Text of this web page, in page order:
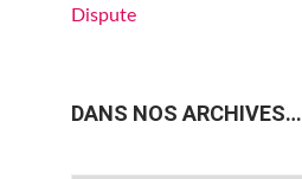
Dispute
DANS NOS ARCHIVES…